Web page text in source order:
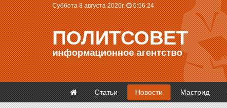
Суббота 8 августа 2026г. 6:56:24
ПОЛИТСОВЕТ
информационное агентство
Статьи Новости Мастрид